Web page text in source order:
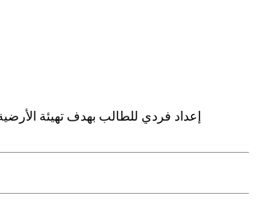
إعداد فردي للطالب بهدف تهيئة